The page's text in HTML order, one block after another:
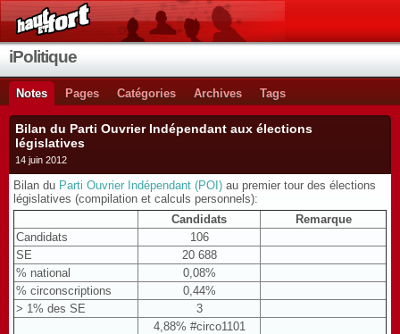
iPolitique
Notes Pages Catégories Archives Tags
Bilan du Parti Ouvrier Indépendant aux élections
législatives
14 juin 2012
Bilan du Parti Ouvrier Indépendant (POI) au premier tour des élections
législatives (compilation et calculs personnels):
Candidats
Remarque
Candidats
106
SE
20 688
% national
0,08%
% circonscriptions
0,44%
> 1% des SE
3
4,88% #circo1101